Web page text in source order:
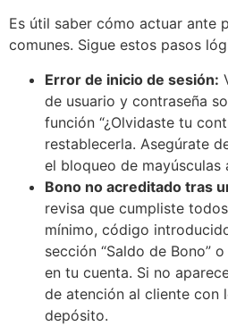
Es útil saber cómo actuar ante
comunes. Sigue estos pasos
Error de inicio de sesión:
de usuario y contraseña
función “¿Olvidaste tu
restablecerla. Asegúrate
el bloqueo de mayúsculas
Bono no acreditado tras
revisa que cumpliste
mínimo, código
sección “Saldo de Bono”
en tu cuenta. Si no
de atención al cliente con
depósito.